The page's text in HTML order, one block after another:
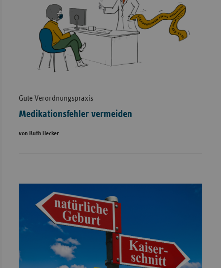
Gute Verordnungspraxis
Medikationsfehler vermeiden
von Ruth Hecker